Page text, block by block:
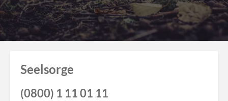
Seelsorge
(0800) 1 11 01 11